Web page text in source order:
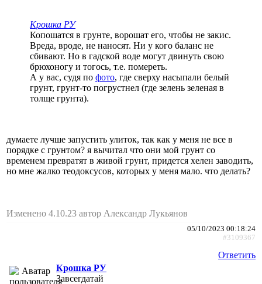
Крошка РУ
Копошатся в грунте, ворошат его, чтобы не закис.
Вреда, вроде, не наносят. Ни у кого баланс не
сбивают. Но в гадской воде могут двинуть свою
брюхоногу и тогось, т.е. помереть.
А у вас, судя по фото, где сверху насыпали белый
грунт, грунт-то погрустнел (где зелень зеленая в
толще грунта).
думаете лучше запустить улиток, так как у меня не все в
порядке с грунтом? я вычитал что они мой грунт со
временем превратят в живой грунт, придется хелен заводить,
но мне жалко теодоксусов, которых у меня мало. что делать?
Изменено 4.10.23 автор Александр Лукьянов
05/10/2023 00:18:24
#3109367
Ответить
Крошка РУ
Завсегдатай